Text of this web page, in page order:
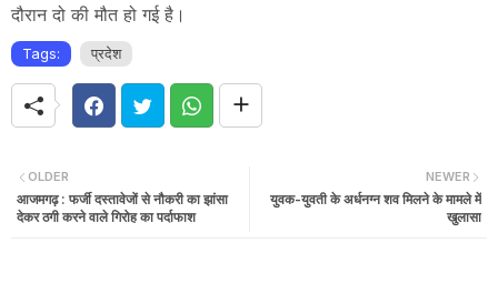
दौरान दो की मौत हो गई है।
Tags: प्रदेश
NEWER
युवक-युवती के अर्धनग्न शव मिलने के मामले में
खुलासा
OLDER
आजमगढ़ : फर्जी दस्तावेजों से नौकरी का झांसा
देकर ठगी करने वाले गिरोह का पर्दाफाश